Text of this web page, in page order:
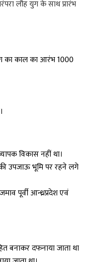
लौह युग के साथ प्रारंभ
का काल का आरंभ 1000
विकास नहीं था।
उपजाऊ भूमि पर रहने लगे
पूर्वी आन्ध्रप्रदेश एवं
बनाकर दफनाया जाता था